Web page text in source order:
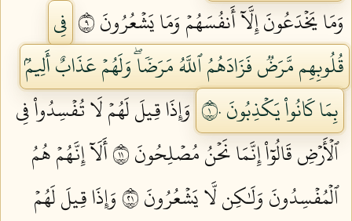
وَمَا يَخۡدَعُونَ إِلَّآ أَنفُسَهُمۡ وَمَا يَشۡعُرُونَ ٩
فِي
قُلُوبِهِم مَّرَضٞ فَزَادَهُمُ ٱللَّهُ مَرَضٗاۖ وَلَهُمۡ عَذَابٌ أَلِيمُۢ
بِمَا كَانُواْ يَكۡذِبُونَ ١٠
وَإِذَا قِيلَ لَهُمۡ لَا تُفۡسِدُواْ فِي
ٱلۡأَرۡضِ قَالُوٓاْ إِنَّمَا نَحۡنُ مُصۡلِحُونَ ١١
أَلَآ إِنَّهُمۡ هُمُ
ٱلۡمُفۡسِدُونَ وَلَٰكِن لَّا يَشۡعُرُونَ ١٢
وَإِذَا قِيلَ لَهُمۡ